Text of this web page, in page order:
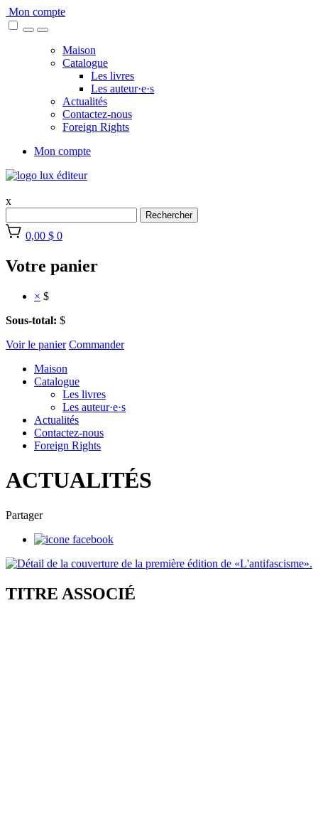
Skip
to
Mon compte
Maison
Catalogue
Les livres
Les auteur·e·s
Actualités
Contactez-nous
Foreign Rights
Mon compte
x
Rechercher
0,00 $ 0
Votre panier
× $
Sous-total: $
Voir le panier Commander
Maison
Catalogue
Les livres
Les auteur·e·s
Actualités
Contactez-nous
Foreign Rights
ACTUALITÉS
Partager
TITRE ASSOCIÉ